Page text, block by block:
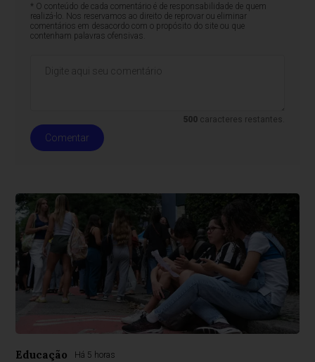
* O conteúdo de cada comentário é de responsabilidade de quem
realizá-lo. Nos reservamos ao direito de reprovar ou eliminar
comentários em desacordo com o propósito do site ou que
contenham palavras ofensivas.
500 caracteres restantes.
Comentar
Educação Há 5 horas